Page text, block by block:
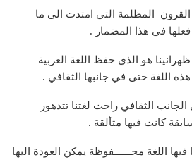
القرون المظلمة التي امتدت الى ما
في هذا المضمار .
هو الذي حفظ اللغة العربية
اللغة حتى في جانبها الثقافي .
الثقافي راحت لغتنا تتدهور
كانت فيها متألقة .
فيها اللغة محــــــفوظة يمكن العودة اليها